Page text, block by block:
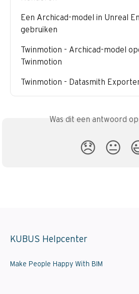
Een Archicad-model in Unreal
gebruiken
Twinmotion - Archicad-model
Twinmotion
Twinmotion - Datasmith
Was dit een antwoord
😞 😐
KUBUS Helpcenter
Make People Happy With BIM